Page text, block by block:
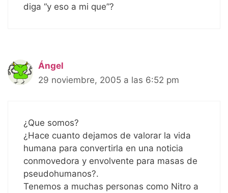
diga “y eso a mi que”?
Ángel
29 noviembre, 2005 a las 6:52 pm
¿Que somos?
¿Hace cuanto dejamos de valorar la vida
humana para convertirla en una noticia
conmovedora y envolvente para masas de
pseudohumanos?.
Tenemos a muchas personas como Nitro a